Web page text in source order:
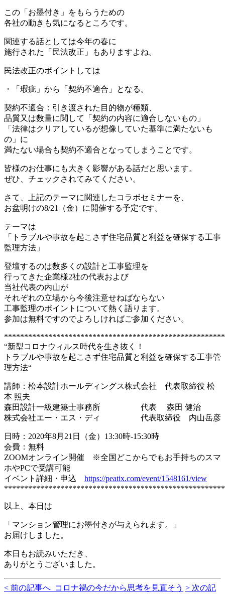
この「お墨付き」をもらうための
各社の動きも気になるところです。
関連する話としては今年の春に
施行された「民法改正」もありますよね。
民法改正のポイントしては
・「瑕疵」から「契約不適合」となる。
契約不適合：引き渡された目的物が種類、
品質又は数量に関して「契約の内容に適合しないもの」
「法律はクリアしているが想像していた基準に満たないも
の」に
満たない場合も契約不適合となってしまうことです。
皆様のお仕事にも大きく影響がある話だと思います。
ぜひ、チェックされてみてください。
さて、上記のテーマに関連したコラボセミナーを、
お盆明けの8/21（金）に開催する予定です。
テーマは
「トラブルや事故を起こさず住宅品質と利益を確保する工事
監理方法」
登壇するのは数多くの設計と工事監理を
行ってきた企業様2社の代表および
当社代表の内山が
それぞれの立場から今後注意せねばならない
工事監理のポイントについて熱く語ります。
参加は無料ですのでよろしければご参加ください。
“新型コロナウィルス時代を生き抜く！
トラブルや事故を起こさず住宅品質と利益を確保する工事管
理方法“
講師：松本設計ホールディングス株式会社 代表取締役 松
本 照夫
森田設計一級建築士事務所 代表 森田 健治
株式会社エー・エス・ディ 代表取締役 内山岳彦
日時：2020年8月21日（金）13:30時‐15:30時
会費：無料
ZOOMオンライン開催 ※全国どこからでもお手持ちのスマ
ホやPCで受講可能
イベント詳細・申込 https://peatix.com/event/1548161/view
以上、本日は
「マンション管理にお墨付きが与えられます。」
お届けしました。
本日もお読みいただき、
ありがとうございました。
< 前の記事へ コロナ禍の今だから思考を見直そう > 次の記